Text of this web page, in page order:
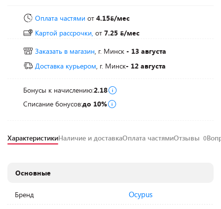
Оплата частями от 4.15 /мес
Картой рассрочки, от 7.25
/мес
Заказать в магазин, г. Минск - 13 августа
Доставка курьером, г. Минск- 12 августа
Бонусы к начислению:2.18
Списание бонусов:до 10%
ХарактеристикиНаличие и доставкаОплата частямиОтзывы 0
Основные
Бренд Ocypus